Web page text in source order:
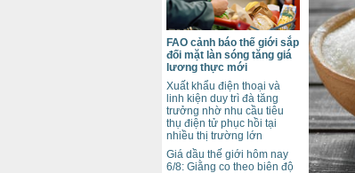
FAO cảnh báo thế giới sắp
đối mặt làn sóng tăng giá
lương thực mới
Xuất khẩu điện thoại và
linh kiện duy trì đà tăng
trưởng nhờ nhu cầu tiêu
thụ điện tử phục hồi tại
nhiều thị trường lớn
Giá dầu thế giới hôm nay
6/8: Giằng co theo biên độ